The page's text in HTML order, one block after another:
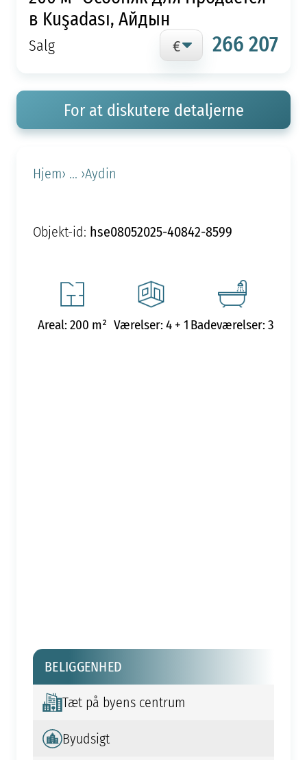
в Kuşadası, Айдын
Salg 266 207
For at diskutere detaljerne
Hjem› ... ›Aydin
Objekt-id: hse08052025-40842-8599
Areal: 200 m² Værelser: 4 + 1Badeværelser: 3
BELIGGENHED
Tæt på byens centrum
Byudsigt